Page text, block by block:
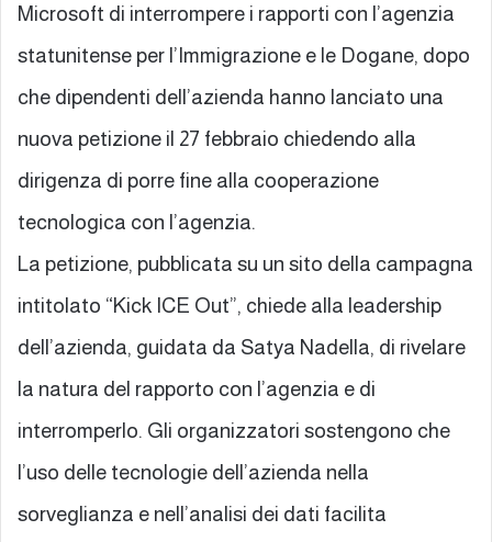
Microsoft di interrompere i rapporti con l’agenzia
statunitense per l’Immigrazione e le Dogane, dopo
che dipendenti dell’azienda hanno lanciato una
nuova petizione il 27 febbraio chiedendo alla
dirigenza di porre fine alla cooperazione
tecnologica con l’agenzia.
La petizione, pubblicata su un sito della campagna
intitolato “Kick ICE Out”, chiede alla leadership
dell’azienda, guidata da Satya Nadella, di rivelare
la natura del rapporto con l’agenzia e di
interromperlo. Gli organizzatori sostengono che
l’uso delle tecnologie dell’azienda nella
sorveglianza e nell’analisi dei dati facilita